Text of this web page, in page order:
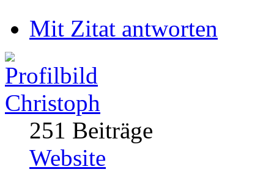
Mit Zitat antworten
Christoph
251 Beiträge
Website